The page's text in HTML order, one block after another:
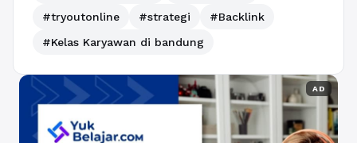
#tryoutonline
#strategi
#Backlink
#Kelas Karyawan di bandung
AD